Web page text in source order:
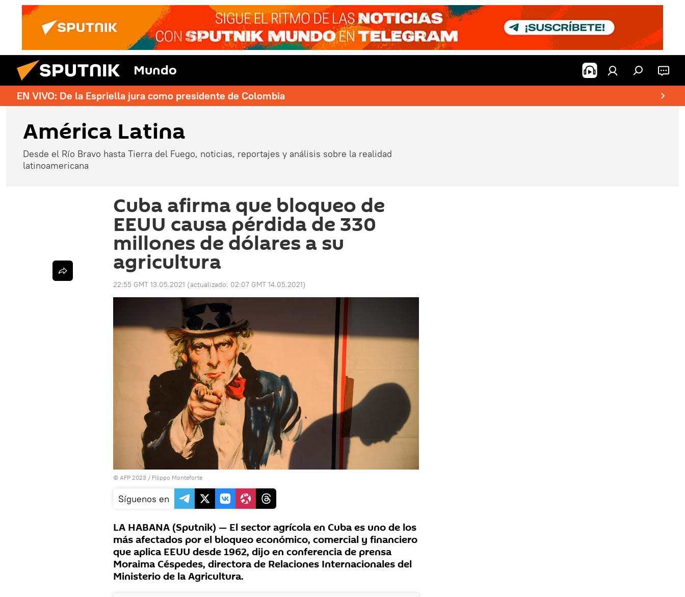
Mundo
EN VIVO: De la Espriella jura como presidente de Colombia
América Latina
Desde el Río Bravo hasta Tierra del Fuego, noticias, reportajes y análisis sobre la realidad
latinoamericana
Cuba afirma que bloqueo de
EEUU causa pérdida de 330
millones de dólares a su
agricultura
22:55 GMT 13.05.2021 (actualizado: 02:07 GMT 14.05.2021)
© AFP 2023 / Filippo Monteforte
Síguenos en
LA HABANA (Sputnik) — El sector agrícola en Cuba es uno de los
más afectados por el bloqueo económico, comercial y financiero
que aplica EEUU desde 1962, dijo en conferencia de prensa
Moraima Céspedes, directora de Relaciones Internacionales del
Ministerio de la Agricultura.